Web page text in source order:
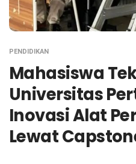
PENDIDIKAN
Mahasiswa
Universitas
Inovasi Alat
Lewat